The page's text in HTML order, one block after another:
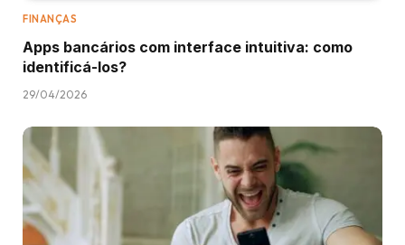
FINANÇAS
Apps bancários com interface intuitiva: como
identificá-los?
29/04/2026